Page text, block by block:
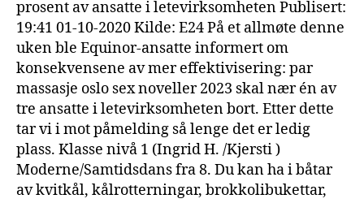
prosent av ansatte i letevirksomheten Publisert:
19:41 01-10-2020 Kilde: E24 På et allmøte denne
uken ble Equinor-ansatte informert om
konsekvensene av mer effektivisering: par
massasje oslo sex noveller 2023 skal nær én av
tre ansatte i letevirksomheten bort. Etter dette
tar vi i mot påmelding så lenge det er ledig
plass. Klasse nivå 1 (Ingrid H. /Kjersti )
Moderne/Samtidsdans fra 8. Du kan ha i båtar
av kvitkål, kålrotterningar, brokkolibukettar,